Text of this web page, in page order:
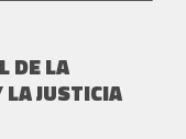
DE LA
JUSTICIA